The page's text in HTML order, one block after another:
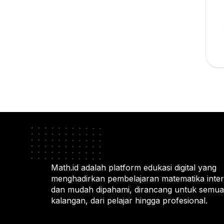
Math.id adalah platform edukasi digital yang
menghadirkan pembelajaran matematika
dan mudah dipahami, dirancang untuk semua
kalangan, dari pelajar hingga profesional.